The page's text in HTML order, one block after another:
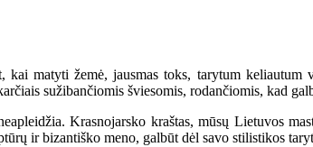
kai matyti žemė, jausmas toks, tarytum
sužibančiomis šviesomis, rodančiomis, kad
Krasnojarsko kraštas, mūsų Lietuvos
ir bizantiško meno, galbūt dėl savo stilistikos